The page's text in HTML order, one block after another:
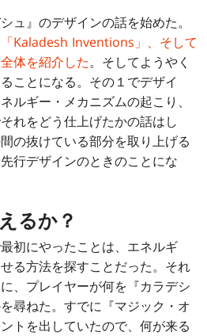
ュ』のデザインの話を始めた。
「Kaladesh Inventions」、そして
体を紹介した。そしてようやく
ことになる。その１でデザイ
ルギー・メカニズムの起こり、
れをどう仕上げたかの話はし
の抜けている部分を取り上げる
行デザインのときのことにな
るか？
初にやったことは、エネルギ
る方法を探すことだった。それ
、プレイヤーが何を『カラデシ
尋ねた。すでに『マジック・オ
トを出していたので、何が来る